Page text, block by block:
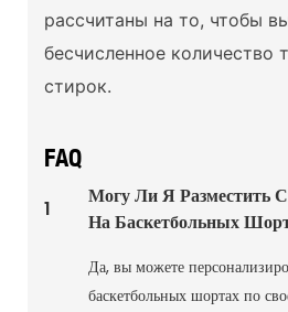
рассчитаны на то, чтобы
бесчисленное количество
стирок.
FAQ
1
Могу Ли Я Разместить
На Баскетбольных
Да, вы можете
баскетбольных шортах по